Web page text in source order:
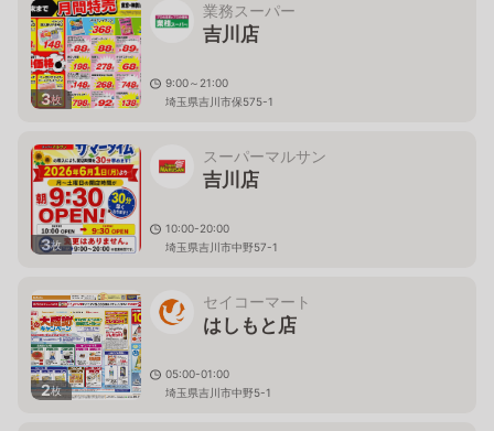
3枚
業務スーパー
吉川店
9:00～21:00
埼玉県吉川市保575-1
3枚
スーパーマルサン
吉川店
10:00-20:00
埼玉県吉川市中野57-1
2枚
セイコーマート
はしもと店
05:00-01:00
埼玉県吉川市中野5-1